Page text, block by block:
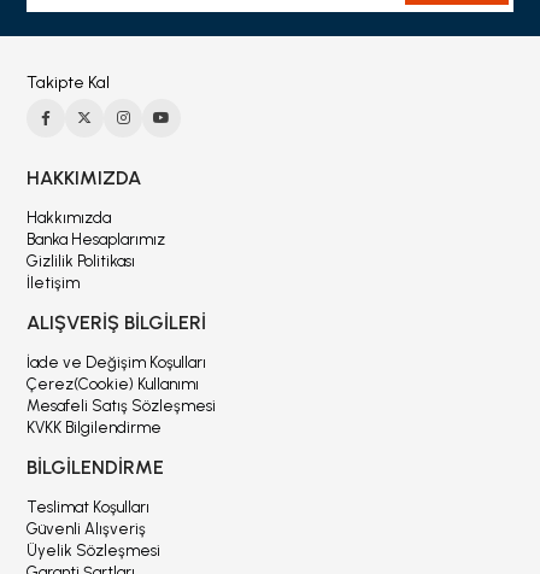
Takipte Kal
HAKKIMIZDA
Hakkımızda
Banka Hesaplarımız
Gizlilik Politikası
İletişim
ALIŞVERİŞ BİLGİLERİ
İade ve Değişim Koşulları
Çerez(Cookie) Kullanımı
Mesafeli Satış Sözleşmesi
KVKK Bilgilendirme
BİLGİLENDİRME
Teslimat Koşulları
Güvenli Alışveriş
Üyelik Sözleşmesi